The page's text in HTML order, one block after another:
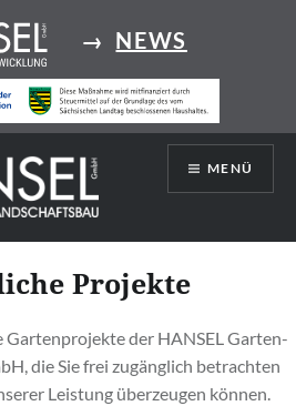
→ NEWS
MENÜ
Projekte
Gartenprojekte der HANSEL Garten-
die Sie frei zugänglich betrachten
Leistung überzeugen können.